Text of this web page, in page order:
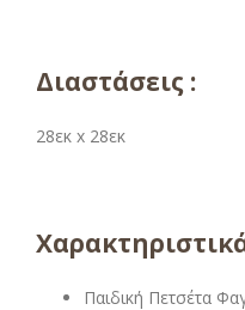
Διαστάσεις :
28εκ x 28εκ
Παιδική Πετσέτα